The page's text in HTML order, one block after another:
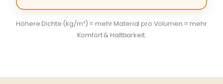
Höhere Dichte (kg/m³) = mehr Material pro Volumen = mehr
Komfort & Haltbarkeit.